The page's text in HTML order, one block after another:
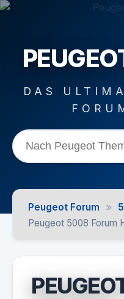
DAS
Peugeot Forum »
Peugeot 5008 Forum